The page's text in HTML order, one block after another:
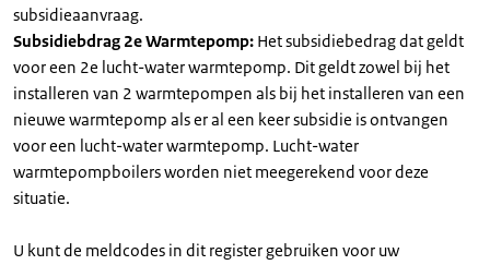
subsidieaanvraag.
Subsidiebdrag 2e Warmtepomp: Het subsidiebedrag dat geldt
voor een 2e lucht-water warmtepomp. Dit geldt zowel bij het
installeren van 2 warmtepompen als bij het installeren van een
nieuwe warmtepomp als er al een keer subsidie is ontvangen
voor een lucht-water warmtepomp. Lucht-water
warmtepompboilers worden niet meegerekend voor deze
situatie.
U kunt de meldcodes in dit register gebruiken voor uw